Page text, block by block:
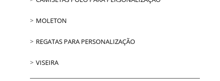
MOLETON
REGATAS PARA PERSONALIZAÇÃO
VISEIRA